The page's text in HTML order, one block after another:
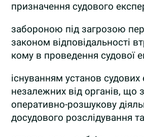
призначення судового
забороною під загрозою
законом відповідальності
кому в проведення судової
існуванням установ судових
незалежних від органів, що
оперативно-розшукову
досудового розслідування